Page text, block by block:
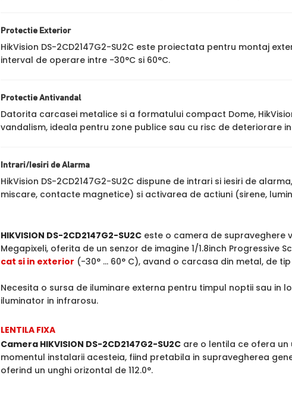
Protectie Exterior
HikVision DS-2CD2147G2-SU2C este proiectata pentru montaj
interval de operare intre -30°C si 60°C.
Protectie Antivandal
Datorita carcasei metalice si a formatului compact Dome,
vandalism, ideala pentru zone publice sau cu risc de deteriorare
Intrari/Iesiri de Alarma
HikVision DS-2CD2147G2-SU2C dispune de intrari si iesiri de
miscare, contacte magnetice) si activarea de actiuni (sirene,
HIKVISION DS-2CD2147G2-SU2C este o camera de supraveghere
Megapixeli, oferita de un senzor de imagine 1/1.8inch Progressive
cat si in exterior (-30° ... 60° C), avand o carcasa din metal, de
Necesita o sursa de iluminare externa pentru timpul noptii sau in
iluminator in infrarosu.
LENTILA FIXA
Camera HIKVISION DS-2CD2147G2-SU2C are o lentila ce ofera un
momentul instalarii acesteia, fiind pretabila in supravegherea
oferind un unghi orizontal de 112.0°.